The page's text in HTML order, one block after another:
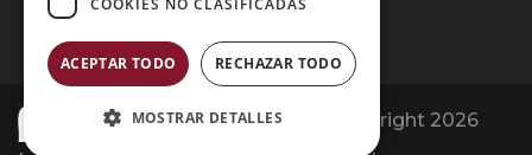
Opiniones Grupo Esneca | Copyright 2026
ACEPTAR TODO RECHAZAR TODO
MOSTRAR DETALLES